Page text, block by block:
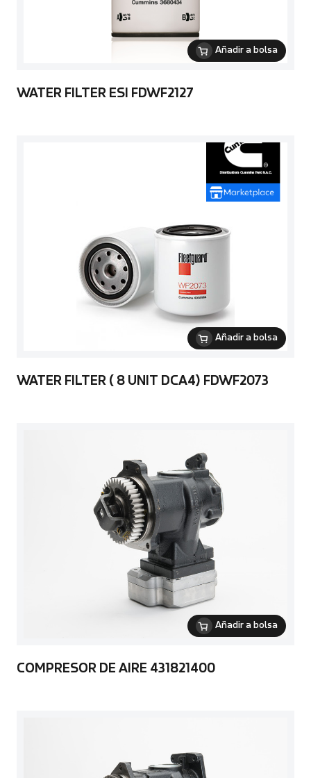
Añadir a bolsa
WATER FILTER ESI FDWF2127
Añadir a bolsa
WATER FILTER ( 8 UNIT DCA4) FDWF2073
Añadir a bolsa
COMPRESOR DE AIRE 431821400